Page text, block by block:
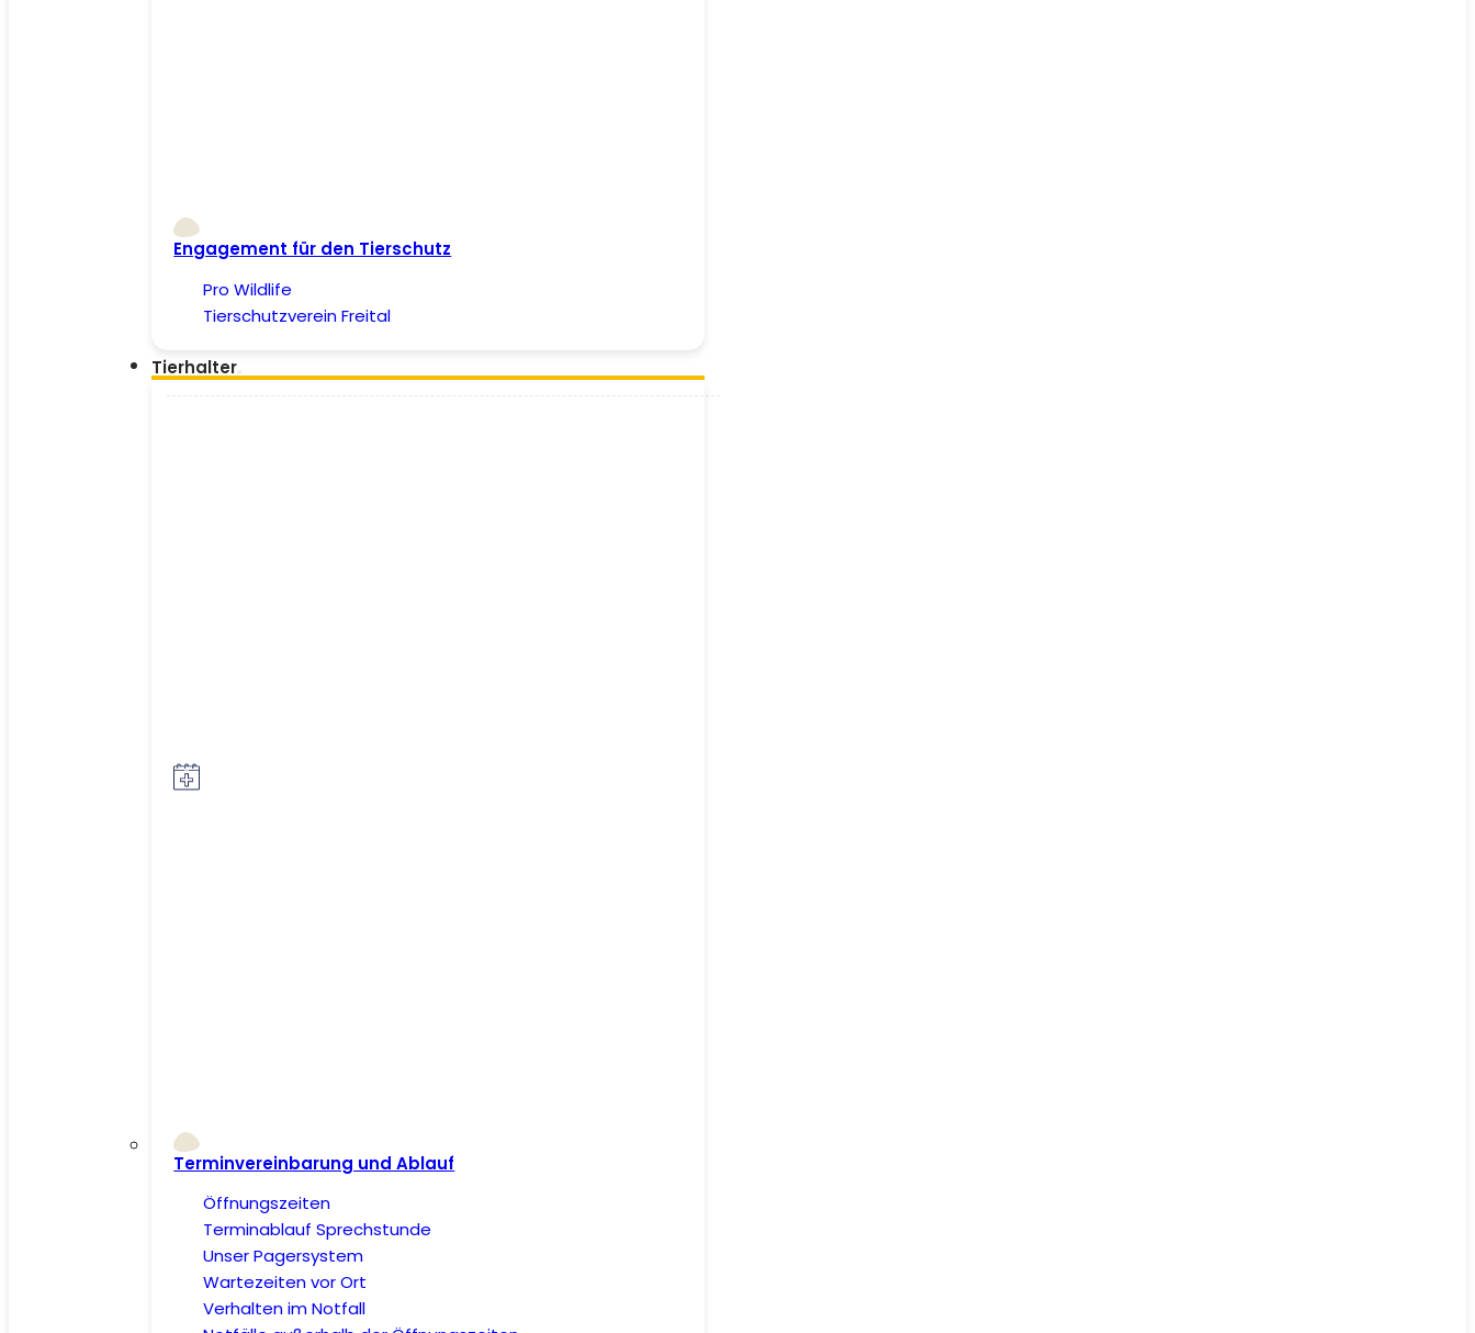
Engagement für den Tierschutz
Pro Wildlife
Tierschutzverein Freital
Tierhalter
Terminvereinbarung und Ablauf
Öffnungszeiten
Terminablauf Sprechstunde
Unser Pagersystem
Wartezeiten vor Ort
Verhalten im Notfall